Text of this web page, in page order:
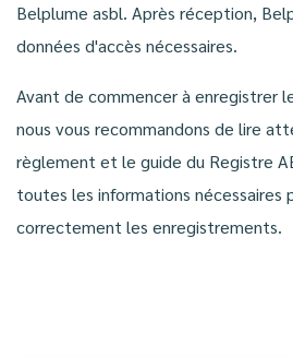
Belplume asbl. Après réception,
données d'accès nécessaires.
Avant de commencer à enregistrer
nous vous recommandons de lire
règlement et le guide du Registre
toutes les informations nécessaires
correctement les enregistrements.